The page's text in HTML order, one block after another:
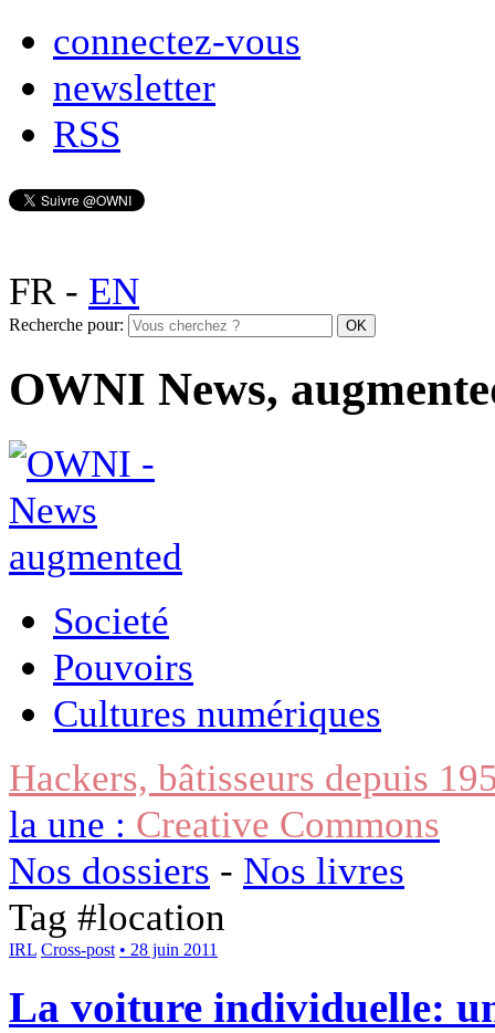
connectez-vous
newsletter
RSS
FR- EN
Recherche pour:
OWNI News,
Societé
Pouvoirs
Cultures numériques
Hackers, bâtisseurs depuis
la une : Creative Commons
Nos dossiers - Nos livres
Tag #location
IRL Cross-post • 28 juin 2011
La voiture individuelle: